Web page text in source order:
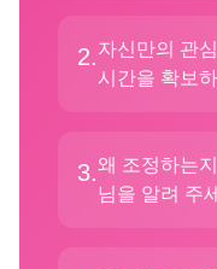
2.자신만의 관
시간을 확보
3.왜 조정하는
님을 알려 주